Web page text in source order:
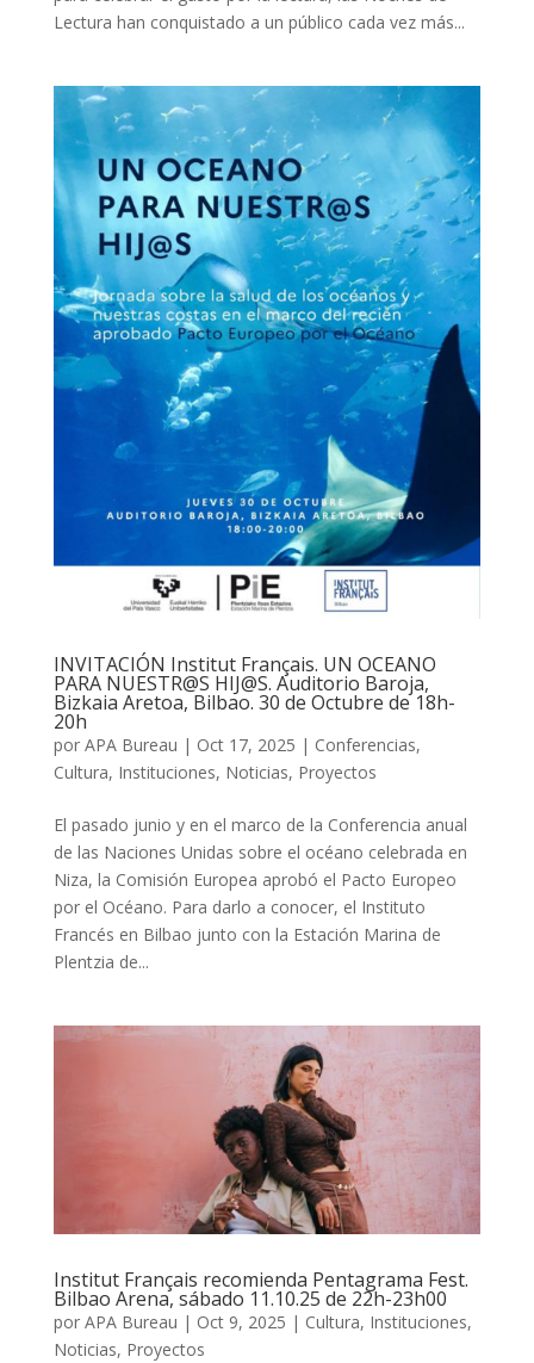
Lectura han conquistado a un público cada vez más...
INVITACIÓN Institut Français. UN OCEANO
PARA NUESTR@S HIJ@S. Auditorio Baroja,
Bizkaia Aretoa, Bilbao. 30 de Octubre de 18h-
20h
por APA Bureau | Oct 17, 2025 | Conferencias,
Cultura, Instituciones, Noticias, Proyectos
El pasado junio y en el marco de la Conferencia anual
de las Naciones Unidas sobre el océano celebrada en
Niza, la Comisión Europea aprobó el Pacto Europeo
por el Océano. Para darlo a conocer, el Instituto
Francés en Bilbao junto con la Estación Marina de
Plentzia de...
Institut Français recomienda Pentagrama Fest.
Bilbao Arena, sábado 11.10.25 de 22h-23h00
por APA Bureau | Oct 9, 2025 | Cultura, Instituciones,
Noticias, Proyectos